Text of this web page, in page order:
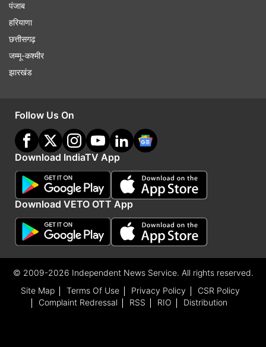
एयर इंडिया में सिंगापुर एयरलाइंस को मिलेगी 25.1 प्रतिशत
हिस्सेदारी
बताते चलें कि एयरलाइन कंपनी विस्तारा, टाटा ग्रुप और
सिंगापुर एयरलाइंस का जॉइंट वेंचर है। फिलहाल, विस्तारा में
टाटा की 51 फीसदी हिस्सेदारी है और सिंगापुर एयरलाइंस
लिमिटेड की 49 प्रतिशत हिस्सेदारी है। विस्तारा का एयर
इंडिया में मर्जर होने के बाद, टाटा ग्रुप की एयर इंडिया में
सिंगापुर एयरलाइंस की 25.1 प्रतिशत हिस्सेदारी हो जाएगी।
पंजाब
हरियाणा
छत्तीसगढ़
जम्मू-कश्मीर
झारखंड
Follow Us On
Download IndiaTV App
Download VETO OTT App
© 2009-2026 Independent News Service. All rights reserved.
Site Map
Terms Of Use Privacy Policy
CSR Policy
Complaint Redressal
RSS RIO Distribution